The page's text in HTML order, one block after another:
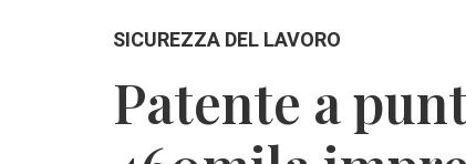
SICUREZZA DEL LAVORO
Patente a